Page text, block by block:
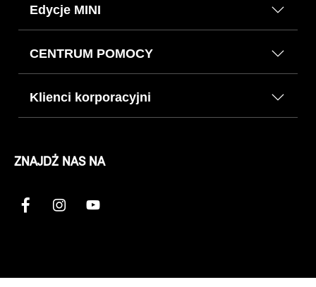
Edycje MINI
CENTRUM POMOCY
Klienci korporacyjni
ZNAJDŹ NAS NA